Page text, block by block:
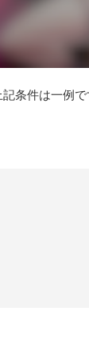
条件は一例